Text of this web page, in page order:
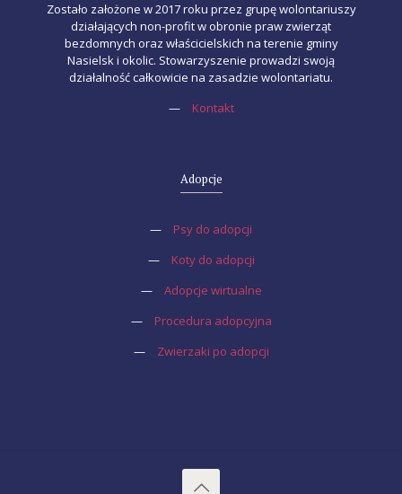
Zostało założone w 2017 roku przez grupę wolontariuszy
działających non-profit w obronie praw zwierząt
bezdomnych oraz właścicielskich na terenie gminy
Nasielsk i okolic. Stowarzyszenie prowadzi swoją
działalność całkowicie na zasadzie wolontariatu.
—
Kontakt
Adopcje
—
Psy do adopcji
—
Koty do adopcji
—
Adopcje wirtualne
—
Procedura adopcyjna
—
Zwierzaki po adopcji